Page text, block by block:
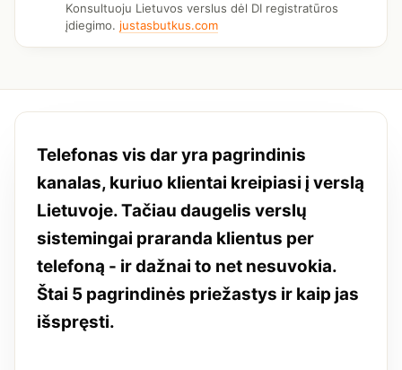
Konsultuoju Lietuvos verslus dėl DI registratūros
įdiegimo. justasbutkus.com
Telefonas vis dar yra pagrindinis
kanalas, kuriuo klientai kreipiasi į verslą
Lietuvoje. Tačiau daugelis verslų
sistemingai praranda klientus per
telefoną - ir dažnai to net nesuvokia.
Štai 5 pagrindinės priežastys ir kaip jas
išspręsti.